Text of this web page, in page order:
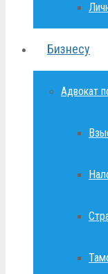
Бизнесу
Адвокат